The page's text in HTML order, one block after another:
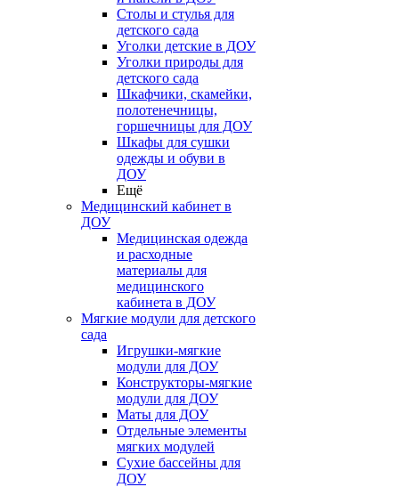
Столы и стулья для
детского сада
Уголки детские в ДОУ
Уголки природы для
детского сада
Шкафчики, скамейки,
полотенечницы,
горшечницы для ДОУ
Шкафы для сушки
одежды и обуви в
ДОУ
Ещё
Медицинский кабинет в
ДОУ
Медицинская одежда
и расходные
материалы для
медицинского
кабинета в ДОУ
Мягкие модули для детского
сада
Игрушки-мягкие
модули для ДОУ
Конструкторы-мягкие
модули для ДОУ
Маты для ДОУ
Отдельные элементы
мягких модулей
Сухие бассейны для
ДОУ